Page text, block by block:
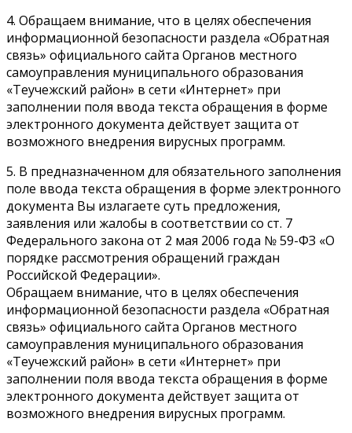
4. Обращаем внимание, что в целях обеспечения
информационной безопасности раздела «Обратная
связь» официального сайта Органов местного
самоуправления муниципального образования
«Теучежский район» в сети «Интернет» при
заполнении поля ввода текста обращения в форме
электронного документа действует защита от
возможного внедрения вирусных программ.
5. В предназначенном для обязательного заполнения
поле ввода текста обращения в форме электронного
документа Вы излагаете суть предложения,
заявления или жалобы в соответствии со ст. 7
Федерального закона от 2 мая 2006 года № 59-ФЗ «О
порядке рассмотрения обращений граждан
Российской Федерации».
Обращаем внимание, что в целях обеспечения
информационной безопасности раздела «Обратная
связь» официального сайта Органов местного
самоуправления муниципального образования
«Теучежский район» в сети «Интернет» при
заполнении поля ввода текста обращения в форме
электронного документа действует защита от
возможного внедрения вирусных программ.